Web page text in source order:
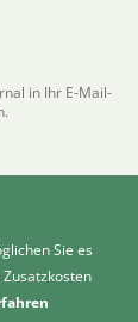
in Ihr E-Mail-
Sie es